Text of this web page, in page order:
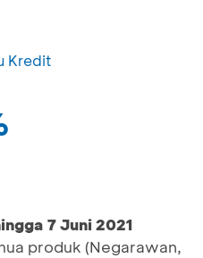
Kredit
7 Juni 2021
produk (Negarawan,